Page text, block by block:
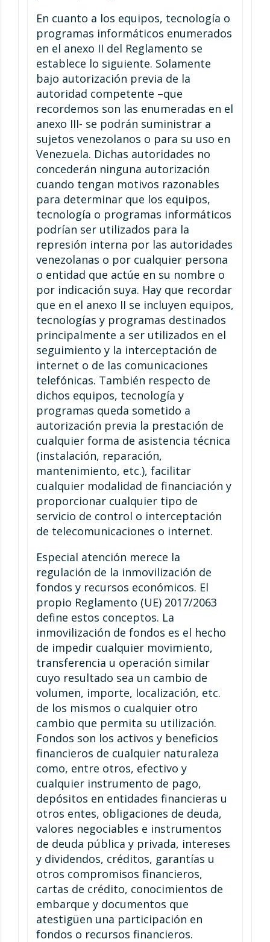
En cuanto a los equipos, tecnología o
programas informáticos enumerados
en el anexo II del Reglamento se
establece lo siguiente. Solamente
bajo autorización previa de la
autoridad competente –que
recordemos son las enumeradas en el
anexo III- se podrán suministrar a
sujetos venezolanos o para su uso en
Venezuela. Dichas autoridades no
concederán ninguna autorización
cuando tengan motivos razonables
para determinar que los equipos,
tecnología o programas informáticos
podrían ser utilizados para la
represión interna por las autoridades
venezolanas o por cualquier persona
o entidad que actúe en su nombre o
por indicación suya. Hay que recordar
que en el anexo II se incluyen equipos,
tecnologías y programas destinados
principalmente a ser utilizados en el
seguimiento y la interceptación de
internet o de las comunicaciones
telefónicas. También respecto de
dichos equipos, tecnología y
programas queda sometido a
autorización previa la prestación de
cualquier forma de asistencia técnica
(instalación, reparación,
mantenimiento, etc.), facilitar
cualquier modalidad de financiación y
proporcionar cualquier tipo de
servicio de control o interceptación
de telecomunicaciones o internet.
Especial atención merece la
regulación de la inmovilización de
fondos y recursos económicos. El
propio Reglamento (UE) 2017/2063
define estos conceptos. La
inmovilización de fondos es el hecho
de impedir cualquier movimiento,
transferencia u operación similar
cuyo resultado sea un cambio de
volumen, importe, localización, etc.
de los mismos o cualquier otro
cambio que permita su utilización.
Fondos son los activos y beneficios
financieros de cualquier naturaleza
como, entre otros, efectivo y
cualquier instrumento de pago,
depósitos en entidades financieras u
otros entes, obligaciones de deuda,
valores negociables e instrumentos
de deuda pública y privada, intereses
y dividendos, créditos, garantías u
otros compromisos financieros,
cartas de crédito, conocimientos de
embarque y documentos que
atestigüen una participación en
fondos o recursos financieros.